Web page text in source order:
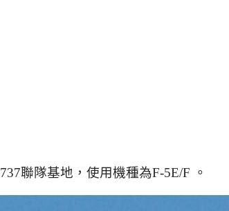
737聯隊基地，使用機種為F-5E/F 。